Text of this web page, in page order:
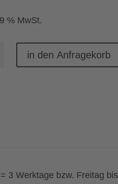
% MwSt.
in den Anfragekorb
3 Werktage bzw. Freitag bis